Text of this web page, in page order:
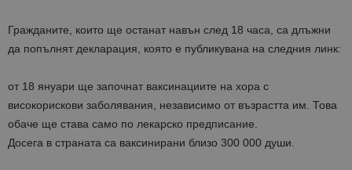
Гражданите, които ще останат навън след 18 часа, са длъжни
да попълнят декларация, която е публикувана на следния линк:
от 18 януари ще започнат ваксинациите на хора с
високорискови заболявания, независимо от възрастта им. Това
обаче ще става само по лекарско предписание.
Досега в страната са ваксинирани близо 300 000 души.